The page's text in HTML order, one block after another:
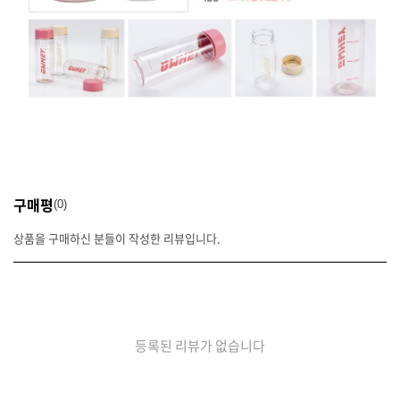
구매평 0
상품을 구매하신 분들이 작성한 리뷰입니다.
등록된 리뷰가 없습니다